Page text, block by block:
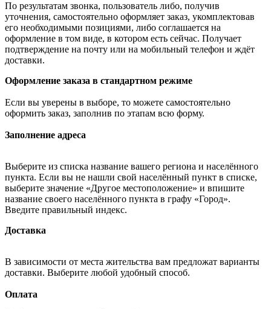
По результатам звонка, пользователь либо, получив
уточнения, самостоятельно оформляет заказ, укомплектовав
его необходимыми позициями, либо соглашается на
оформление в том виде, в котором есть сейчас. Получает
подтверждение на почту или на мобильный телефон и ждёт
доставки.
Оформление заказа в стандартном режиме
Если вы уверены в выборе, то можете самостоятельно
оформить заказ, заполнив по этапам всю форму.
Заполнение адреса
Выберите из списка название вашего региона и населённого
пункта. Если вы не нашли свой населённый пункт в списке,
выберите значение «Другое местоположение» и впишите
название своего населённого пункта в графу «Город».
Введите правильный индекс.
Доставка
В зависимости от места жительства вам предложат варианты
доставки. Выберите любой удобный способ.
Оплата